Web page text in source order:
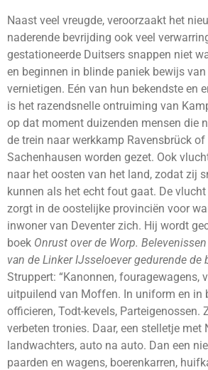
Naast veel vreugde, veroorzaakt het
naderende bevrijding ook veel
gestationeerde Duitsers snappen niet
en beginnen in blinde paniek bewijs
vernietigen. Eén van hun bekendste en
is het razendsnelle ontruiming van
op dat moment duizenden mensen die
de trein naar werkkamp Ravensbrück
Sachenhausen worden gezet. Ook
naar het oosten van het land, zodat zij
kunnen als het echt fout gaat. De
zorgt in de oostelijke provinciën voor
inwoner van Deventer zich. Hij wordt
boek Onrust over de Worp.
van de Linker IJsseloever gedurende de
Struppert: “Kanonnen, fouragewagens,
uitpuilend van Moffen. In uniform en in
officieren, Todt-kevels, Parteigenossen.
verbeten tronies. Daar, een stelletje met
landwachters, auto na auto. Dan een
paarden en wagens, boerenkarren,